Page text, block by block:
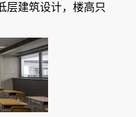
层建筑设计，楼高只